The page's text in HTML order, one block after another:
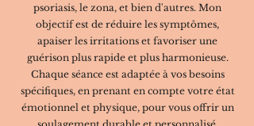
psoriasis, le zona, et bien d'autres. Mon
objectif est de réduire les symptômes,
apaiser les irritations et favoriser une
guérison plus rapide et plus harmonieuse.
Chaque séance est adaptée à vos besoins
spécifiques, en prenant en compte votre état
émotionnel et physique, pour vous offrir un